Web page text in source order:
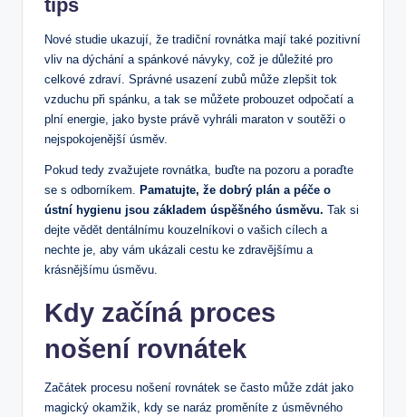
tips
Nové studie ukazují, že tradiční rovnátka mají také pozitivní
vliv na dýchání a spánkové návyky, což je důležité pro
celkové zdraví. Správné usazení zubů může zlepšit tok
vzduchu při spánku, a tak se můžete probouzet odpočatí a
plní energie, jako byste právě vyhráli maraton v soutěži o
nejspokojenější úsměv.
Pokud tedy zvažujete rovnátka, buďte na pozoru a poraďte
se s odborníkem. Pamatujte, že dobrý plán a péče o
ústní hygienu jsou základem úspěšného úsměvu. Tak si
dejte vědět dentálnímu kouzelníkovi o vašich cílech a
nechte je, aby vám ukázali cestu ke zdravějšímu a
krásnějšímu úsměvu.
Kdy začíná proces
nošení rovnátek
Začátek procesu nošení rovnátek se často může zdát jako
magický okamžik, kdy se naráz proměníte z úsměvného